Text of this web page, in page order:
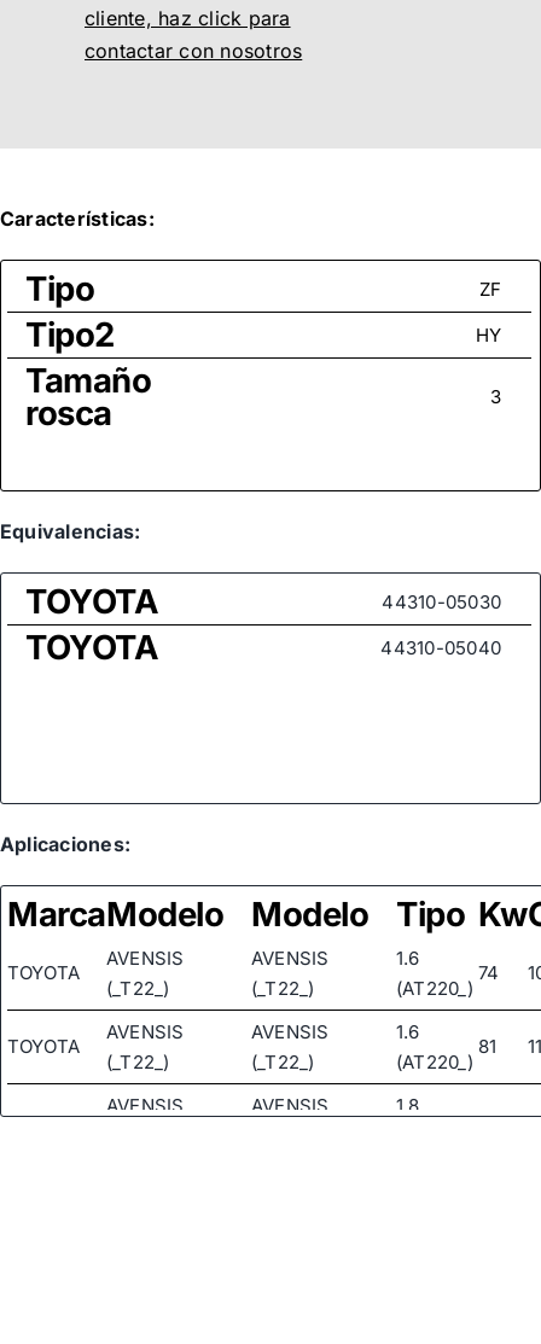
cliente, haz click para
contactar con nosotros
Características:
Tipo ZF
Tipo2 HY
Tamaño
rosca 3
Equivalencias:
TOYOTA 44310-05030
TOYOTA 44310-05040
Aplicaciones:
MarcaModelo Modelo Tipo Kw
TOYOTA
AVENSIS
(_T22_)
AVENSIS
(_T22_)
1.6
(AT220_)
74
TOYOTA
AVENSIS
(_T22_)
AVENSIS
(_T22_)
1.6
(AT220_)
81
TOYOTA
AVENSIS
AVENSIS
1.8
81